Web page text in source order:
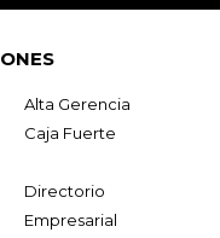
Alta Gerencia
Caja Fuerte
Directorio
Empresarial